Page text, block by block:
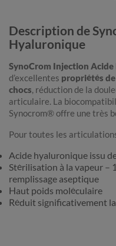
Description de
Hyaluronique
SynoCrom Injection
d’excellentes propriétés
chocs, réduction de la
articulaire. La
Synocrom® offre une très
Pour toutes les
Acide hyaluronique issu
Stérilisation à la vapeur –
remplissage aseptique
Haut poids moléculaire
Réduit significativement